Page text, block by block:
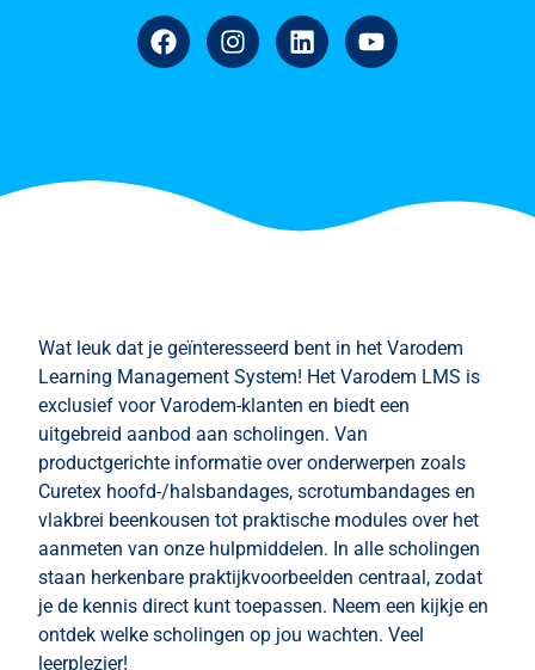
Wat leuk dat je geïnteresseerd bent in het Varodem
Learning Management System! Het Varodem LMS is
exclusief voor Varodem-klanten en biedt een
uitgebreid aanbod aan scholingen. Van
productgerichte informatie over onderwerpen zoals
Curetex hoofd-/halsbandages, scrotumbandages en
vlakbrei beenkousen tot praktische modules over het
aanmeten van onze hulpmiddelen. In alle scholingen
staan herkenbare praktijkvoorbeelden centraal, zodat
je de kennis direct kunt toepassen. Neem een kijkje en
ontdek welke scholingen op jou wachten. Veel
leerplezier!